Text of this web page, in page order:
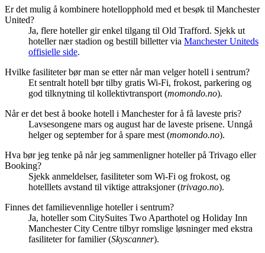
Er det mulig å kombinere hotellopphold med et besøk til Manchester
United?
Ja, flere hoteller gir enkel tilgang til Old Trafford. Sjekk ut
hoteller nær stadion og bestill billetter via Manchester Uniteds
offisielle side.
Hvilke fasiliteter bør man se etter når man velger hotell i sentrum?
Et sentralt hotell bør tilby gratis Wi-Fi, frokost, parkering og
god tilknytning til kollektivtransport (momondo.no).
Når er det best å booke hotell i Manchester for å få laveste pris?
Lavsesongene mars og august har de laveste prisene. Unngå
helger og september for å spare mest (momondo.no).
Hva bør jeg tenke på når jeg sammenligner hoteller på Trivago eller
Booking?
Sjekk anmeldelser, fasiliteter som Wi-Fi og frokost, og
hotelllets avstand til viktige attraksjoner (trivago.no).
Finnes det familievennlige hoteller i sentrum?
Ja, hoteller som CitySuites Two Aparthotel og Holiday Inn
Manchester City Centre tilbyr romslige løsninger med ekstra
fasiliteter for familier (Skyscanner).